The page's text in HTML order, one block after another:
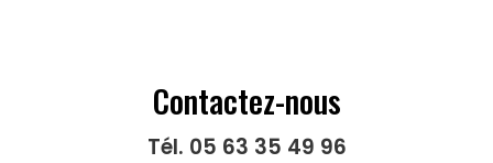
Contactez-nous
Tél. 05 63 35 49 96